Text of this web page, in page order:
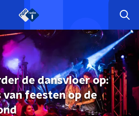
de dansvloer op:
van feesten op de